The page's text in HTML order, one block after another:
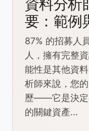
資料分析
要：範例
87% 的招募人
人，擁有完整
能性是其他資
析師來說，您
歷——它是決定
的關鍵資產...